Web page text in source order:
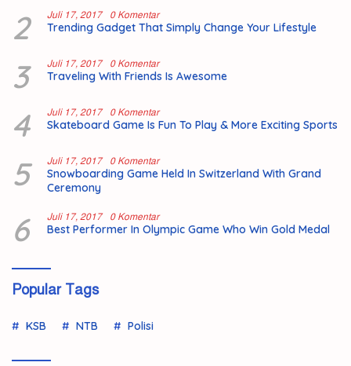
2 Juli 17, 2017 0 Komentar
Trending Gadget That Simply Change Your Lifestyle
3 Juli 17, 2017 0 Komentar
Traveling With Friends Is Awesome
4 Juli 17, 2017 0 Komentar
Skateboard Game Is Fun To Play & More Exciting Sports
5 Juli 17, 2017 0 Komentar
Snowboarding Game Held In Switzerland With Grand
Ceremony
6 Juli 17, 2017 0 Komentar
Best Performer In Olympic Game Who Win Gold Medal
Popular Tags
KSB NTB Polisi